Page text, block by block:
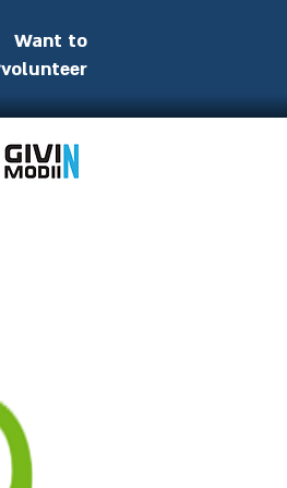
Want to
volunteer?